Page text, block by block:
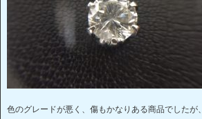
色のグレードが悪く、傷もかなりある商品でしたが、